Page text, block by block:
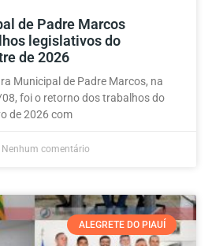
de Padre Marcos
legislativos do
de 2026
Municipal de Padre Marcos, na
foi o retorno dos trabalhos do
de 2026 com
Nenhum comentário
ALEGRETE DO PIAUÍ